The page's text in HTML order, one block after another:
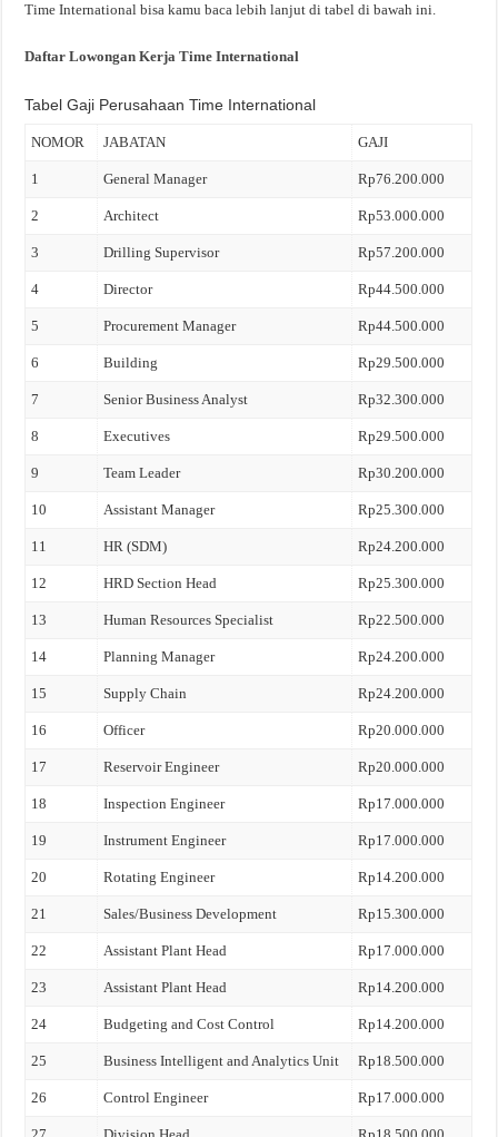
Time International bisa kamu baca lebih lanjut di tabel di bawah ini.
Daftar Lowongan Kerja Time International
Tabel Gaji Perusahaan Time International
NOMOR JABATAN GAJI
1 General Manager Rp76.200.000
2 Architect Rp53.000.000
3 Drilling Supervisor Rp57.200.000
4 Director Rp44.500.000
5 Procurement Manager Rp44.500.000
6 Building Rp29.500.000
7 Senior Business Analyst Rp32.300.000
8 Executives Rp29.500.000
9 Team Leader Rp30.200.000
10 Assistant Manager Rp25.300.000
11 HR (SDM) Rp24.200.000
12 HRD Section Head Rp25.300.000
13 Human Resources Specialist Rp22.500.000
14 Planning Manager Rp24.200.000
15 Supply Chain Rp24.200.000
16 Officer Rp20.000.000
17 Reservoir Engineer Rp20.000.000
18 Inspection Engineer Rp17.000.000
19 Instrument Engineer Rp17.000.000
20 Rotating Engineer Rp14.200.000
21 Sales/Business Development Rp15.300.000
22 Assistant Plant Head Rp17.000.000
23 Assistant Plant Head Rp14.200.000
24 Budgeting and Cost Control Rp14.200.000
25 Business Intelligent and Analytics Unit Rp18.500.000
26 Control Engineer Rp17.000.000